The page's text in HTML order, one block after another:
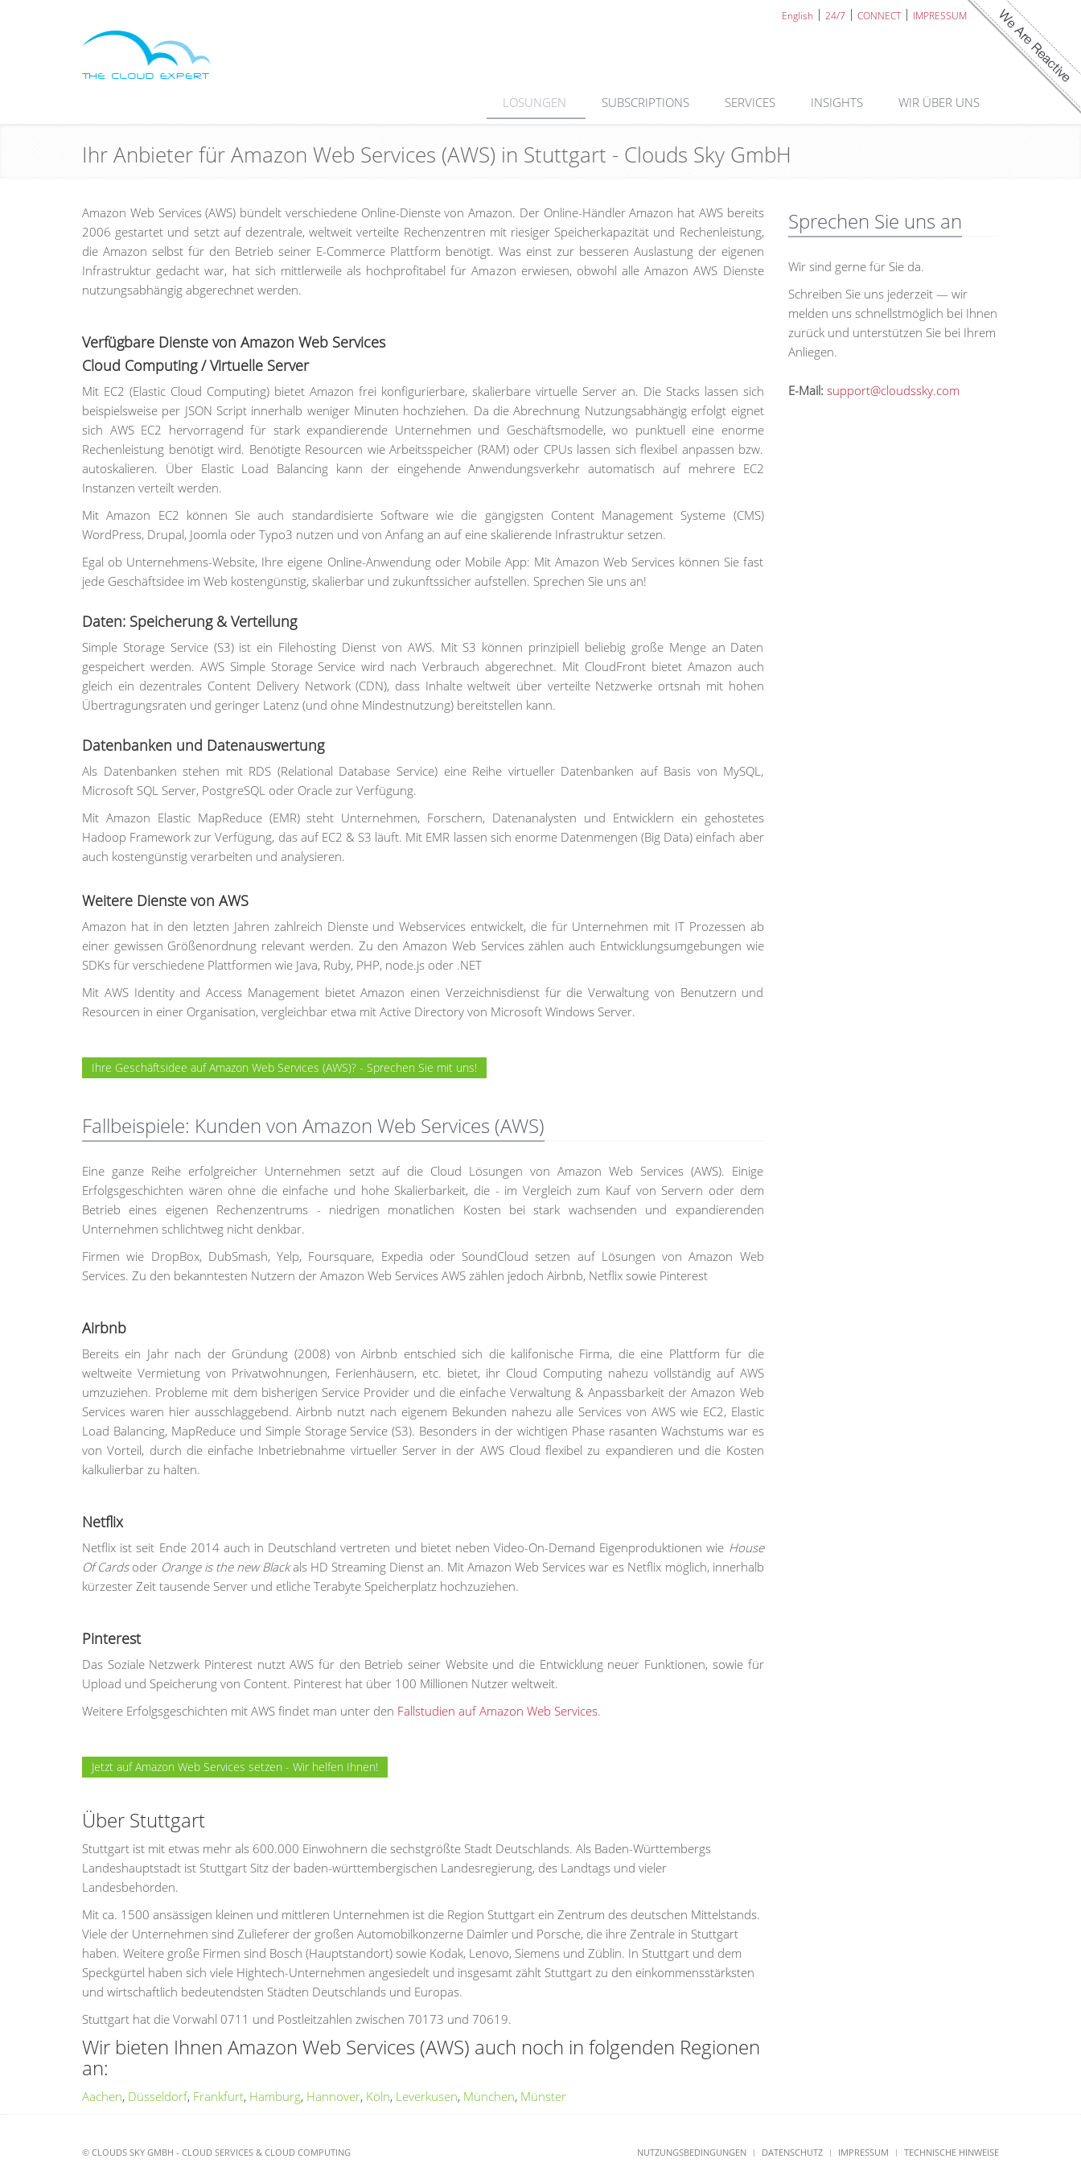
English 24/7 CONNECT IMPRESSUM
LÖSUNGEN SUBSCRIPTIONS SERVICES INSIGHTS WIR ÜBER UNS
Ihr Anbieter für Amazon Web Services (AWS) in Stuttgart - Clouds Sky GmbH
Amazon Web Services (AWS) bündelt verschiedene Online-Dienste von Amazon. Der Online-Händler Amazon hat AWS bereits
2006 gestartet und setzt auf dezentrale, weltweit verteilte Rechenzentren mit riesiger Speicherkapazität und Rechenleistung,
die Amazon selbst für den Betrieb seiner E-Commerce Plattform benötigt. Was einst zur besseren Auslastung der eigenen
Infrastruktur gedacht war, hat sich mittlerweile als hochprofitabel für Amazon erwiesen, obwohl alle Amazon AWS Dienste
nutzungsabhängig abgerechnet werden.
Verfügbare Dienste von Amazon Web Services
Cloud Computing / Virtuelle Server
Mit EC2 (Elastic Cloud Computing) bietet Amazon frei konfigurierbare, skalierbare virtuelle Server an. Die Stacks lassen sich
beispielsweise per JSON Script innerhalb weniger Minuten hochziehen. Da die Abrechnung Nutzungsabhängig erfolgt eignet
sich AWS EC2 hervorragend für stark expandierende Unternehmen und Geschäftsmodelle, wo punktuell eine enorme
Rechenleistung benötigt wird. Benötigte Resourcen wie Arbeitsspeicher (RAM) oder CPUs lassen sich flexibel anpassen bzw.
autoskalieren. Über Elastic Load Balancing kann der eingehende Anwendungsverkehr automatisch auf mehrere EC2
Instanzen verteilt werden.
Mit Amazon EC2 können Sie auch standardisierte Software wie die gängigsten Content Management Systeme (CMS)
WordPress, Drupal, Joomla oder Typo3 nutzen und von Anfang an auf eine skalierende Infrastruktur setzen.
Egal ob Unternehmens-Website, Ihre eigene Online-Anwendung oder Mobile App: Mit Amazon Web Services können Sie fast
jede Geschäftsidee im Web kostengünstig, skalierbar und zukunftssicher aufstellen. Sprechen Sie uns an!
Daten: Speicherung & Verteilung
Simple Storage Service (S3) ist ein Filehosting Dienst von AWS. Mit S3 können prinzipiell beliebig große Menge an Daten
gespeichert werden. AWS Simple Storage Service wird nach Verbrauch abgerechnet. Mit CloudFront bietet Amazon auch
gleich ein dezentrales Content Delivery Network (CDN), dass Inhalte weltweit über verteilte Netzwerke ortsnah mit hohen
Übertragungsraten und geringer Latenz (und ohne Mindestnutzung) bereitstellen kann.
Datenbanken und Datenauswertung
Als Datenbanken stehen mit RDS (Relational Database Service) eine Reihe virtueller Datenbanken auf Basis von MySQL,
Microsoft SQL Server, PostgreSQL oder Oracle zur Verfügung.
Mit Amazon Elastic MapReduce (EMR) steht Unternehmen, Forschern, Datenanalysten und Entwicklern ein gehostetes
Hadoop Framework zur Verfügung, das auf EC2 & S3 läuft. Mit EMR lassen sich enorme Datenmengen (Big Data) einfach aber
auch kostengünstig verarbeiten und analysieren.
Weitere Dienste von AWS
Amazon hat in den letzten Jahren zahlreich Dienste und Webservices entwickelt, die für Unternehmen mit IT Prozessen ab
einer gewissen Größenordnung relevant werden. Zu den Amazon Web Services zählen auch Entwicklungsumgebungen wie
SDKs für verschiedene Plattformen wie Java, Ruby, PHP, node.js oder .NET
Mit AWS Identity and Access Management bietet Amazon einen Verzeichnisdienst für die Verwaltung von Benutzern und
Resourcen in einer Organisation, vergleichbar etwa mit Active Directory von Microsoft Windows Server.
Ihre Geschäftsidee auf Amazon Web Services (AWS)? - Sprechen Sie mit uns!
Fallbeispiele: Kunden von Amazon Web Services (AWS)
Eine ganze Reihe erfolgreicher Unternehmen setzt auf die Cloud Lösungen von Amazon Web Services (AWS). Einige
Erfolgsgeschichten wären ohne die einfache und hohe Skalierbarkeit, die - im Vergleich zum Kauf von Servern oder dem
Betrieb eines eigenen Rechenzentrums - niedrigen monatlichen Kosten bei stark wachsenden und expandierenden
Unternehmen schlichtweg nicht denkbar.
Firmen wie DropBox, DubSmash, Yelp, Foursquare, Expedia oder SoundCloud setzen auf Lösungen von Amazon Web
Services. Zu den bekanntesten Nutzern der Amazon Web Services AWS zählen jedoch Airbnb, Netflix sowie Pinterest
Airbnb
Bereits ein Jahr nach der Gründung (2008) von Airbnb entschied sich die kalifonische Firma, die eine Plattform für die
weltweite Vermietung von Privatwohnungen, Ferienhäusern, etc. bietet, ihr Cloud Computing nahezu vollständig auf AWS
umzuziehen. Probleme mit dem bisherigen Service Provider und die einfache Verwaltung & Anpassbarkeit der Amazon Web
Services waren hier ausschlaggebend. Airbnb nutzt nach eigenem Bekunden nahezu alle Services von AWS wie EC2, Elastic
Load Balancing, MapReduce und Simple Storage Service (S3). Besonders in der wichtigen Phase rasanten Wachstums war es
von Vorteil, durch die einfache Inbetriebnahme virtueller Server in der AWS Cloud flexibel zu expandieren und die Kosten
kalkulierbar zu halten.
Netflix
Netflix ist seit Ende 2014 auch in Deutschland vertreten und bietet neben Video-On-Demand Eigenproduktionen wie House
Of Cardsoder Orange is the new Blackals HD Streaming Dienst an. Mit Amazon Web Services war es Netflix möglich, innerhalb
kürzester Zeit tausende Server und etliche Terabyte Speicherplatz hochzuziehen.
Pinterest
Das Soziale Netzwerk Pinterest nutzt AWS für den Betrieb seiner Website und die Entwicklung neuer Funktionen, sowie für
Upload und Speicherung von Content. Pinterest hat über 100 Millionen Nutzer weltweit.
Weitere Erfolgsgeschichten mit AWS findet man unter den Fallstudien auf Amazon Web Services.
Jetzt auf Amazon Web Services setzen - Wir helfen Ihnen!
Über Stuttgart
Stuttgart ist mit etwas mehr als 600.000 Einwohnern die sechstgrößte Stadt Deutschlands. Als Baden-Württembergs
Landeshauptstadt ist Stuttgart Sitz der baden-württembergischen Landesregierung, des Landtags und vieler
Landesbehörden.
Mit ca. 1500 ansässigen kleinen und mittleren Unternehmen ist die Region Stuttgart ein Zentrum des deutschen Mittelstands.
Viele der Unternehmen sind Zulieferer der großen Automobilkonzerne Daimler und Porsche, die ihre Zentrale in Stuttgart
haben. Weitere große Firmen sind Bosch (Hauptstandort) sowie Kodak, Lenovo, Siemens und Züblin. In Stuttgart und dem
Speckgürtel haben sich viele Hightech-Unternehmen angesiedelt und insgesamt zählt Stuttgart zu den einkommensstärksten
und wirtschaftlich bedeutendsten Städten Deutschlands und Europas.
Stuttgart hat die Vorwahl 0711 und Postleitzahlen zwischen 70173 und 70619.
Wir bieten Ihnen Amazon Web Services (AWS) auch noch in folgenden Regionen
an:
Aachen, Düsseldorf, Frankfurt, Hamburg, Hannover, Köln, Leverkusen, München, Münster
Sprechen Sie uns an
Wir sind gerne für Sie da.
Schreiben Sie uns jederzeit — wir
melden uns schnellstmöglich bei Ihnen
zurück und unterstützen Sie bei Ihrem
Anliegen.
E-Mail: support@cloudssky.com
© CLOUDS SKY GMBH - CLOUD SERVICES & CLOUD COMPUTING NUTZUNGSBEDINGUNGEN DATENSCHUTZ IMPRESSUM TECHNISCHE HINWEISE